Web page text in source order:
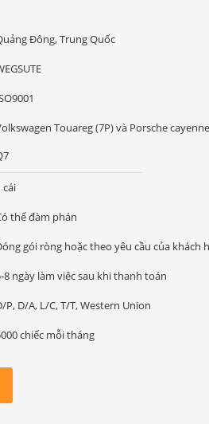
Đông, Trung Quốc
Touareg (7P) và Porsche
cái
thể đàm phán
gói ròng hoặc theo yêu cầu của khách
8 ngày làm việc sau khi thanh toán
P, D/A, L/C, T/T, Western Union
chiếc mỗi tháng